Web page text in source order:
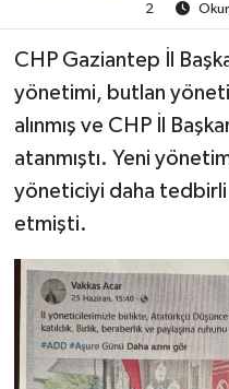
2
CHP Gaziantep İl
yönetimi, butlan
alınmış ve CHP İl
atanmıştı. Yeni
yöneticiyi daha
etmişti.
Teknoloji
Türkiye
Yaşam
Yeme-İçme